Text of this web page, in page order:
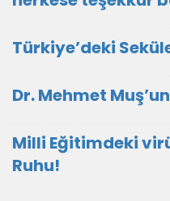
Türkiye’deki
Dr. Mehmet
Milli Eğitimdeki
Ruhu!